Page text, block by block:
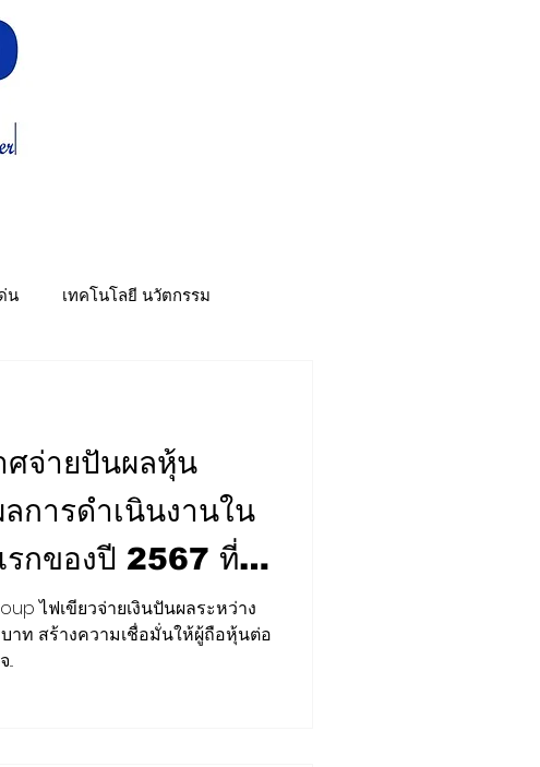
น เทคโนโลยี นวัตกรรม
รวมข่าวดี ศูนย์รวมข่าว
ะเทศ
UP FORUM STRATEGY
ศจ่ายปันผลหุ้น
การดำเนินงานใน
รกของปี 2567 ที่
รับรู้รายได้รวม
ท มีกำไรจากการ
ไฟเขียวจ่ายเงินปันผลระหว่าง
าท สร้างความเชื่อมั่นให้ผู้ถือหุ้นต่อ